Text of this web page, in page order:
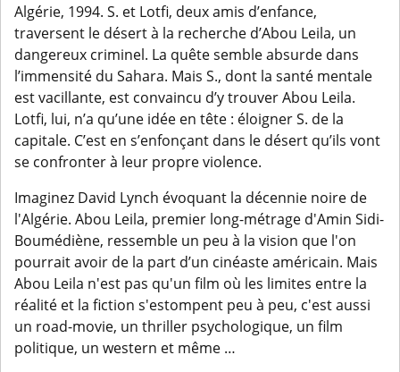
Algérie, 1994. S. et Lotfi, deux amis d’enfance,
traversent le désert à la recherche d’Abou Leila, un
dangereux criminel. La quête semble absurde dans
l’immensité du Sahara. Mais S., dont la santé mentale
est vacillante, est convaincu d’y trouver Abou Leila.
Lotfi, lui, n’a qu’une idée en tête : éloigner S. de la
capitale. C’est en s’enfonçant dans le désert qu’ils vont
se confronter à leur propre violence.
Imaginez David Lynch évoquant la décennie noire de
l'Algérie. Abou Leila, premier long-métrage d'Amin Sidi-
Boumédiène, ressemble un peu à la vision que l'on
pourrait avoir de la part d’un cinéaste américain. Mais
Abou Leila n'est pas qu'un film où les limites entre la
réalité et la fiction s'estompent peu à peu, c'est aussi
un road-movie, un thriller psychologique, un film
politique, un western et même …